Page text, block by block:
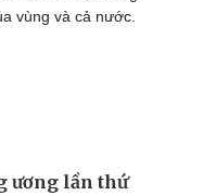
vùng và cả nước.
ương lần thứ